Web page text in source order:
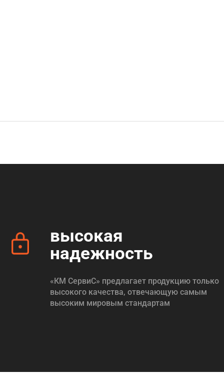
высокая
надежность
«КМ СервиС» предлагает продукцию только
высокого качества, отвечающую самым
высоким мировым стандартам